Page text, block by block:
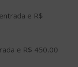
e R$
e R$ 450,00